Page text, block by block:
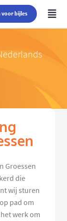
voor bijles
Groessen
die
wij sturen
pad om
werk om